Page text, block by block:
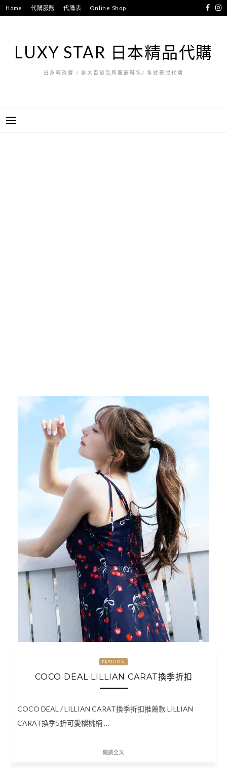
跳
至
Home 代購服務 代購表 Online Shop
LUXY STAR 日本精品代購
日系輕珠寶 / 各大百貨品牌服飾鞋包/ 各式藥妝代購
FASHION
COCO DEAL LILLIAN CARAT換季折扣
COCO DEAL / LILLIAN CARAT換季折扣推薦款 LILLIAN
CARAT換季5折可愛櫻桃柄 …
閱讀全文